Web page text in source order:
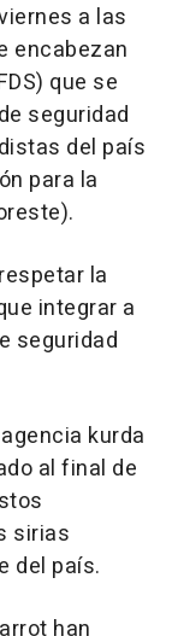
a las
encabezan
que se
seguridad
del país
para la
la
integrar a
seguridad
kurda
al final de
sirias
del país.